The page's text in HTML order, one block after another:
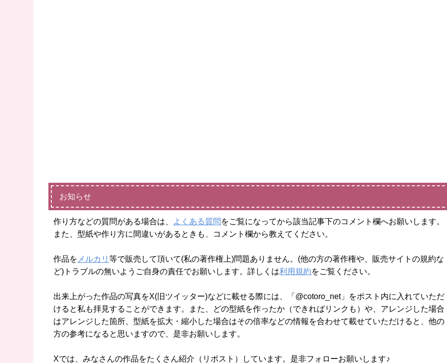
お知らせ
作り方などの質問がある場合は、 よくある質問 をご覧になってから該当記事下のコメント欄へお願いします。
また、型紙や作り方に間違いがあるときも、コメント欄から教えてください。
作品を メルカリ等で販売して頂いて(私の著作権上)問題ありません。(他の方の著作権や、販売サイトの規約な
ど)トラブルの無いようご自身の責任でお願いします。詳しくは利用規約をご覧ください。
出来上がった作品の写真をX(旧ツイッター)などに載せる際には、「@cotoro_net」をポスト内に入れていただ
けると私も拝見することができます。また、どの型紙を作ったか（できればリンクも）や、アレンジした場合
はアレンジした箇所、型紙を拡大・縮小した場合はその倍率などの情報を合わせて載せていただけると、他の
方の参考になると思いますので、是非お願いします。
Xでは、みなさんの作品をたくさん紹介（リポスト）しています。是非フォローお願いします♪